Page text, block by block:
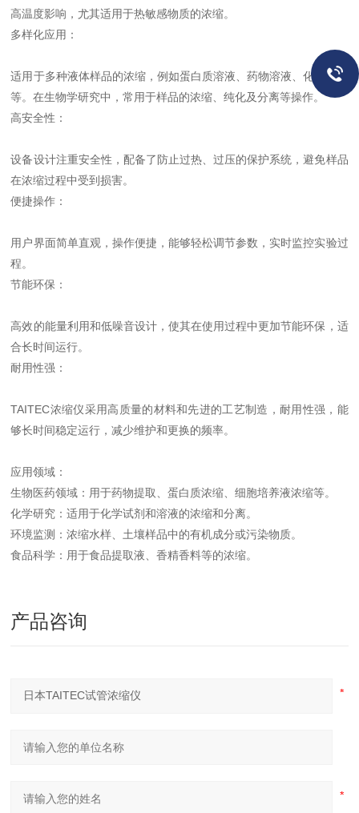
高温度影响，尤其适用于热敏感物质的浓缩。
多样化应用：
适用于多种液体样品的浓缩，例如蛋白质溶液、药物溶液、化学试剂
等。在生物学研究中，常用于样品的浓缩、纯化及分离等操作。
高安全性：
设备设计注重安全性，配备了防止过热、过压的保护系统，避免样品
在浓缩过程中受到损害。
便捷操作：
用户界面简单直观，操作便捷，能够轻松调节参数，实时监控实验过
程。
节能环保：
高效的能量利用和低噪音设计，使其在使用过程中更加节能环保，适
合长时间运行。
耐用性强：
TAITEC浓缩仪采用高质量的材料和先进的工艺制造，耐用性强，能
够长时间稳定运行，减少维护和更换的频率。
应用领域：
生物医药领域：用于药物提取、蛋白质浓缩、细胞培养液浓缩等。
化学研究：适用于化学试剂和溶液的浓缩和分离。
环境监测：浓缩水样、土壤样品中的有机成分或污染物质。
食品科学：用于食品提取液、香精香料等的浓缩。
产品咨询